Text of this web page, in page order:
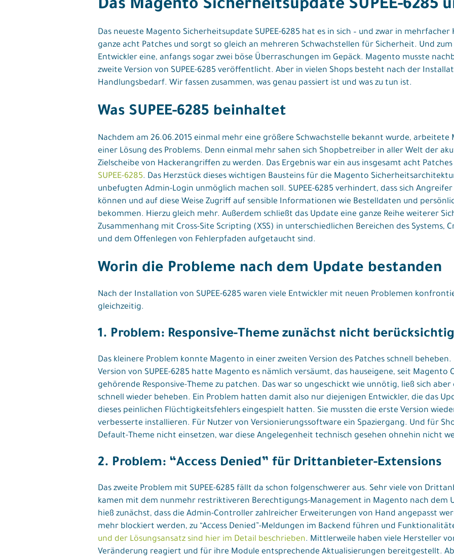
Das Magento Sicherheitsupdate SUPEE-6285
Das neueste Magento Sicherheitsupdate SUPEE-6285 hat es in sich – und zwar in
ganze acht Patches und sorgt so gleich an mehreren Schwachstellen für Sicherheit. Und
Entwickler eine, anfangs sogar zwei böse Überraschungen im Gepäck. Magento musste
zweite Version von SUPEE-6285 veröffentlicht. Aber in vielen Shops besteht nach der
Handlungsbedarf. Wir fassen zusammen, was genau passiert ist und was zu tun ist.
Was SUPEE-6285 beinhaltet
Nachdem am 26.06.2015 einmal mehr eine größere Schwachstelle bekannt wurde,
einer Lösung des Problems. Denn einmal mehr sahen sich Shopbetreiber in aller Welt der
Zielscheibe von Hackerangriffen zu werden. Das Ergebnis war ein aus insgesamt acht
SUPEE-6285. Das Herzstück dieses wichtigen Bausteins für die Magento
unbefugten Admin-Login unmöglich machen soll. SUPEE-6285 verhindert, dass sich
können und auf diese Weise Zugriff auf sensible Informationen wie Bestelldaten und
bekommen. Hierzu gleich mehr. Außerdem schließt das Update eine ganze Reihe weiterer
Zusammenhang mit Cross-Site Scripting (XSS) in unterschiedlichen Bereichen des Systems,
und dem Offenlegen von Fehlerpfaden aufgetaucht sind.
Worin die Probleme nach dem Update bestanden
Nach der Installation von SUPEE-6285 waren viele Entwickler mit neuen Problemen
gleichzeitig.
1. Problem: Responsive-Theme zunächst nicht
Das kleinere Problem konnte Magento in einer zweiten Version des Patches schnell
Version von SUPEE-6285 hatte Magento es nämlich versäumt, das hauseigene, seit Magento
gehörende Responsive-Theme zu patchen. Das war so ungeschickt wie unnötig, ließ sich
schnell wieder beheben. Ein Problem hatten damit also nur diejenigen Entwickler, die das
dieses peinlichen Flüchtigkeitsfehlers eingespielt hatten. Sie mussten die erste Version
verbesserte installieren. Für Nutzer von Versionierungssoftware ein Spaziergang. Und für
Default-Theme nicht einsetzen, war diese Angelegenheit technisch gesehen ohnehin nicht
2. Problem: “Access Denied” für Drittanbieter-Extensions
Das zweite Problem mit SUPEE-6285 fällt da schon folgenschwerer aus. Sehr viele von
kamen mit dem nunmehr restriktiveren Berechtigungs-Management in Magento nach dem
hieß zunächst, dass die Admin-Controller zahlreicher Erweiterungen von Hand angepasst
mehr blockiert werden, zu “Access Denied”-Meldungen im Backend führen und
und der Lösungsansatz sind hier im Detail beschrieben. Mittlerweile haben viele Hersteller
Veränderung reagiert und für ihre Module entsprechende Aktualisierungen bereitgestellt.